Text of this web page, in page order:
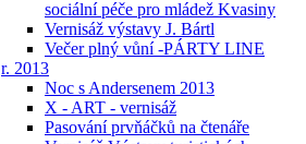
sociální péče pro mládež Kvasiny
Vernisáž výstavy J. Bártl
Večer plný vůní -PÁRTY LINE
r. 2013
Noc s Andersenem 2013
X - ART - vernisáž
Pasování prvňáčků na čtenáře